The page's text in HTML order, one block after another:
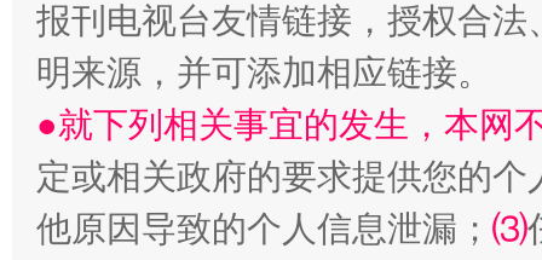
揭批美国五大"原罪"
报刊电视台友情链接，授权合
明来源，并可添加相应链接。
●就下列相关事宜的发生，本网
定或相关政府的要求提供您的个
他原因导致的个人信息泄漏； ⑶